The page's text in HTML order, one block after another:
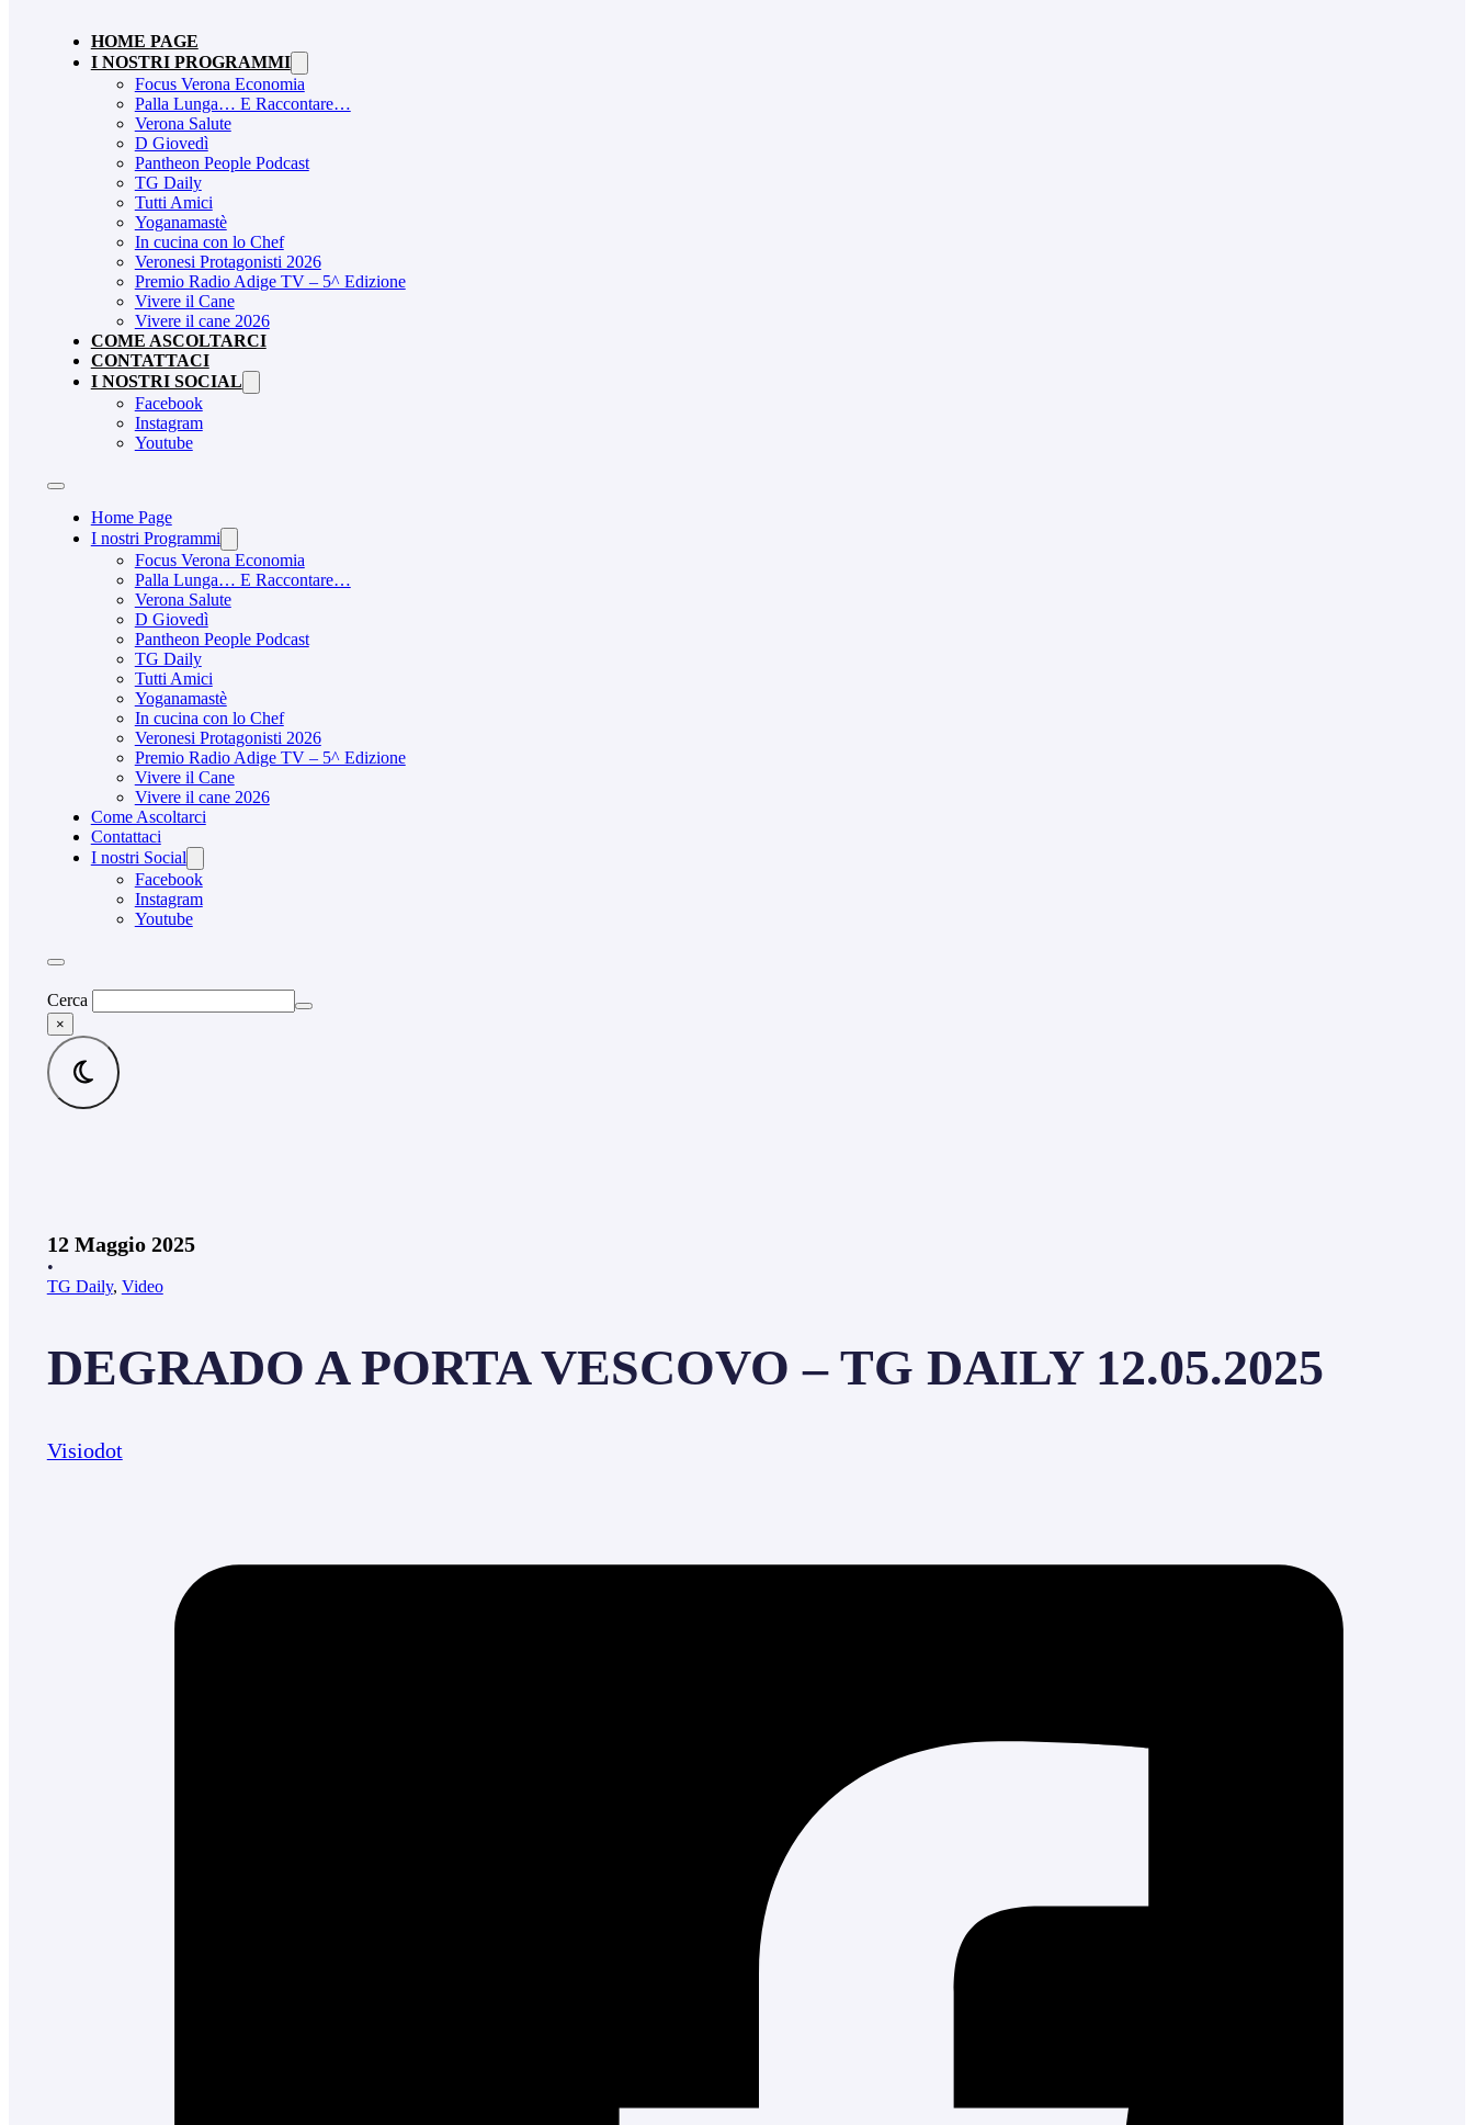
HOME PAGE
I NOSTRI PROGRAMMI
Focus Verona Economia
Palla Lunga… E Raccontare…
Verona Salute
D Giovedì
Pantheon People Podcast
TG Daily
Tutti Amici
Yoganamastè
In cucina con lo Chef
Veronesi Protagonisti 2026
Premio Radio Adige TV – 5^ Edizione
Vivere il Cane
Vivere il cane 2026
COME ASCOLTARCI
CONTATTACI
I NOSTRI SOCIAL
Facebook
Instagram
Youtube
Home Page
I nostri Programmi
Focus Verona Economia
Palla Lunga… E Raccontare…
Verona Salute
D Giovedì
Pantheon People Podcast
TG Daily
Tutti Amici
Yoganamastè
In cucina con lo Chef
Veronesi Protagonisti 2026
Premio Radio Adige TV – 5^ Edizione
Vivere il Cane
Vivere il cane 2026
Come Ascoltarci
Contattaci
I nostri Social
Facebook
Instagram
Youtube
Cerca
×
12 Maggio 2025
•
TG Daily, Video
DEGRADO A PORTA VESCOVO – TG DAILY 12.05.2025
Visiodot